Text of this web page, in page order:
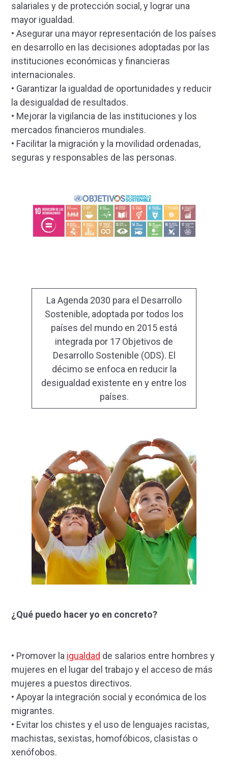
salariales y de protección social, y lograr una
mayor igualdad.
• Asegurar una mayor representación de los países
en desarrollo en las decisiones adoptadas por las
instituciones económicas y financieras
internacionales.
• Garantizar la igualdad de oportunidades y reducir
la desigualdad de resultados.
• Mejorar la vigilancia de las instituciones y los
mercados financieros mundiales.
• Facilitar la migración y la movilidad ordenadas,
seguras y responsables de las personas.
La Agenda 2030 para el Desarrollo
Sostenible, adoptada por todos los
países del mundo en 2015 está
integrada por 17 Objetivos de
Desarrollo Sostenible (ODS). El
décimo se enfoca en reducir la
desigualdad existente en y entre los
países.
¿Qué puedo hacer yo en concreto?
• Promover la igualdad de salarios entre hombres y
mujeres en el lugar del trabajo y el acceso de más
mujeres a puestos directivos.
• Apoyar la integración social y económica de los
migrantes.
• Evitar los chistes y el uso de lenguajes racistas,
machistas, sexistas, homofóbicos, clasistas o
xenófobos.